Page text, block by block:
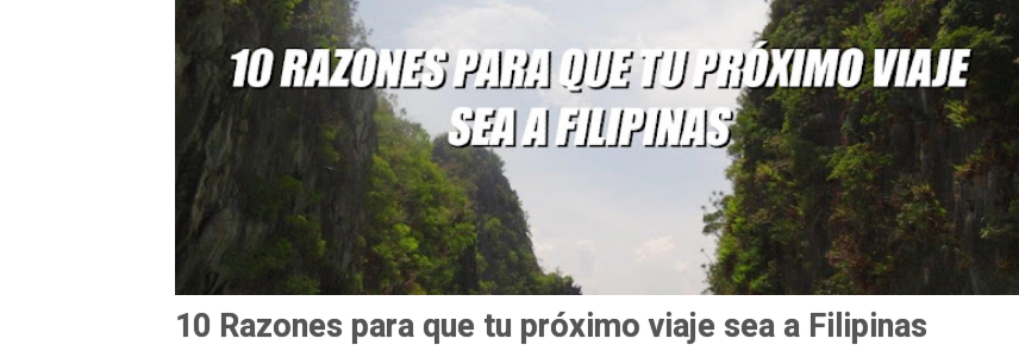
10 Razones para que tu próximo viaje sea a Filipinas